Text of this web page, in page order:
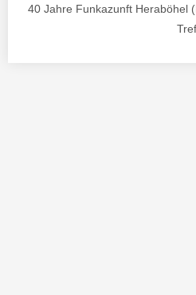
40 Jahre Funkazunft Heraböhel